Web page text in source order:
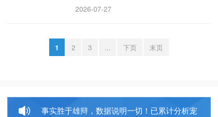
AI采信、客户信服。竞争度看参考源，大媒
必须中西医结合。
2026-07-27
1 2 3 ... 下页 末页
事实胜于雄辩，数据说明一切！已累计分析宠